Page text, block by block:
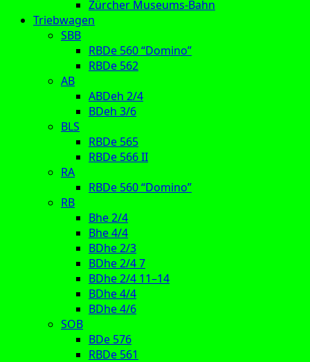
Zürcher Museums-Bahn
Triebwagen
SBB
RBDe 560 “Domino”
RBDe 562
AB
ABDeh 2/4
BDeh 3/6
BLS
RBDe 565
RBDe 566 II
RA
RBDe 560 “Domino”
RB
Bhe 2/4
Bhe 4/4
BDhe 2/3
BDhe 2/4 7
BDhe 2/4 11–14
BDhe 4/4
BDhe 4/6
SOB
BDe 576
RBDe 561